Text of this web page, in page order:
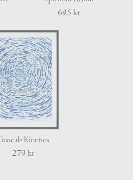
695 kr
Kinetics
279 kr